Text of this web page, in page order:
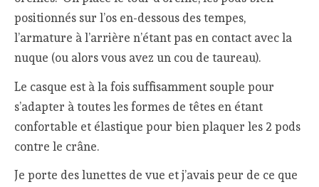
positionnés sur l’os en-dessous des tempes,
l’armature à l’arrière n’étant pas en contact avec la
nuque (ou alors vous avez un cou de taureau).
Le casque est à la fois suffisamment souple pour
s’adapter à toutes les formes de têtes en étant
confortable et élastique pour bien plaquer les 2 pods
contre le crâne.
Je porte des lunettes de vue et j’avais peur de ce que